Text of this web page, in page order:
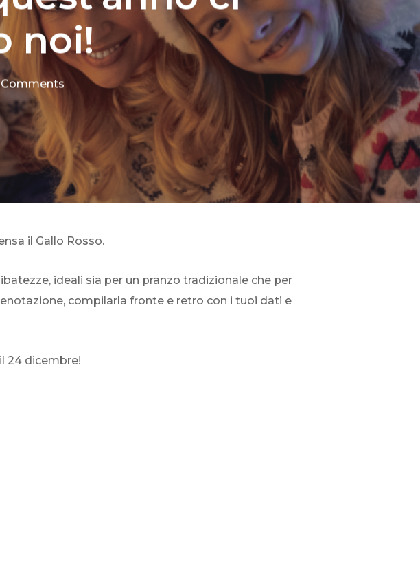
noi!
il Gallo Rosso.
ideali sia per un pranzo tradizionale che per
compilarla fronte e retro con i tuoi dati e
24 dicembre!